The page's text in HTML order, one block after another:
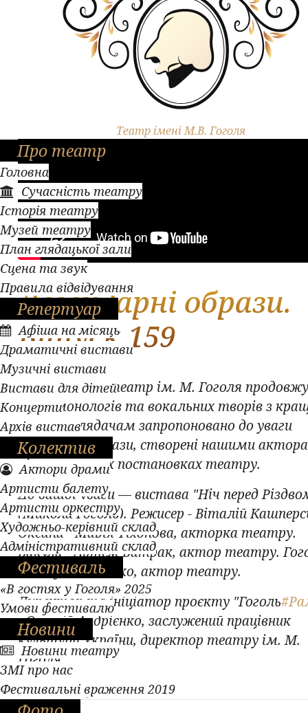
Театр імені М.В. Гоголя
Про театр
Головна
Сучасність театру
Історія театру
Музей театру
План глядацької зали
Сцена та звук
Правила відвідування
Репертуар
Афіша на місяць
Драматичні вистави
Музичні вистави
Вистави для дітей
Концерти
Архів вистав
Колектив
Актори драми
Артисти балету
Артисти оркестру
Художньо-керівний склад
Адміністративний склад
Фестиваль
«В гостях у Гоголя» 2025
Умови фестивалю
Новини
Новини театру
ЗМІ про нас
Фестивальні враження 2019
Проект
Легендарні образи.
Випуск 159
Полтавський театр ім. М. Гоголя
серію монологів та вокальних творів з
вистав. Глядачам запропоновано до уваги
легендарні образи, створені нашими
різножанрових постановках театру.
До вашої уваги — вистава "Ніч перед
(Микола Гоголь). Режисер - Віталій
Оксана - Марія Тіхонова, акторка театру.
Вакула - Артем Батрак, актор театру.
Тимофій Зінченко, актор театру.
Директор та ініціатор проєкту "Гоголь
- Олексій Андрієнко, заслужений працівник
культури України, директор театру ім. М.
Гоголя.
Інна Гончар, 10.05.2024